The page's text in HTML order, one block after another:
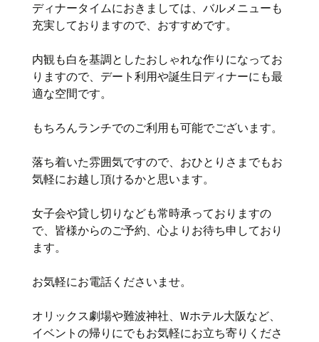
ディナータイムにおきましては、バルメニューも
充実しておりますので、おすすめです。
内観も白を基調としたおしゃれな作りになってお
りますので、デート利用や誕生日ディナーにも最
適な空間です。
もちろんランチでのご利用も可能でございます。
落ち着いた雰囲気ですので、おひとりさまでもお
気軽にお越し頂けるかと思います。
女子会や貸し切りなども常時承っておりますの
で、皆様からのご予約、心よりお待ち申しており
ます。
お気軽にお電話くださいませ。
オリックス劇場や難波神社、Wホテル大阪など、
イベントの帰りにでもお気軽にお立ち寄りくださ